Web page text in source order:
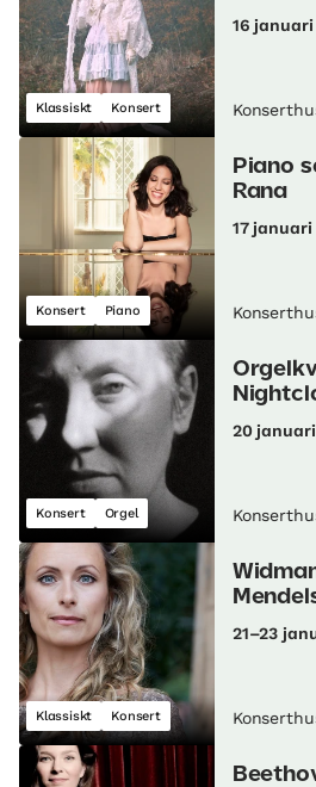
Klassiskt Konsert
16 januari
Konsert Piano
Piano
Rana
17 januari
Konsert Orgel
20
Klassiskt Konsert
21–23